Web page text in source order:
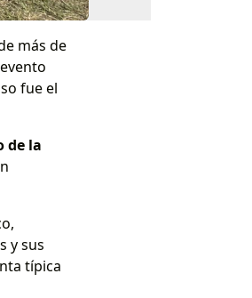
más de
fue el
de la
y sus
típica